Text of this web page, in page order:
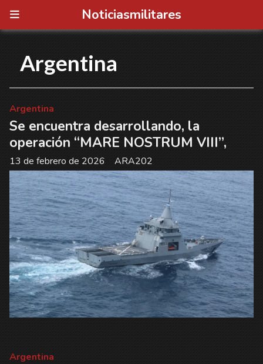
Noticiasmilitares
Argentina
Se encuentra desarrollando, la
operación “MARE NOSTRUM VIII”,
ARA202
Argentina
13 de febrero de 2026
Argentina